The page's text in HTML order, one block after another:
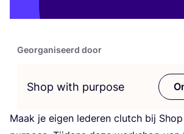
Georganiseerd door
Shop with purpose
Maak je eigen lede­ren clut­ch bij